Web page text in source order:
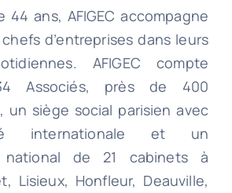
44 ans, AFIGEC accompagne
d’entreprises dans leurs
AFIGEC compte
Associés, près de 400
un siège social parisien avec
internationale et un
national de 21 cabinets à
Lisieux, Honfleur, Deauville,